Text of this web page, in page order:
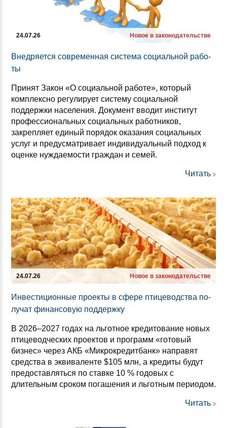
24.07.26 Новое в законодательстве
Внед­ря­ет­ся сов­ре­мен­ная сис­те­ма со­ци­аль­ной ра­бо­
ты
Принят Закон «О социальной работе», который
комплексно регулирует систему социальной
поддержки населения. Документ вводит институт
профессиональных социальных работников,
закрепляет единый порядок оказания социальных
услуг и предусматривает индивидуальный подход к
оценке нуждаемости граждан и семей.
Читать
24.07.26 Новое в законодательстве
Ин­вес­ти­ци­он­ные про­ек­ты в сфе­ре пти­це­водс­тва по­
лу­чат фи­нан­со­вую под­дер­жку
В 2026–2027 годах на льготное кредитование новых
птицеводческих проектов и программ «готовый
бизнес» через АКБ «Микрокредитбанк» направят
средства в эквиваленте $105 млн, а кредиты будут
предоставляться по ставке 10 % годовых с
длительным сроком погашения и льготным периодом.
Читать